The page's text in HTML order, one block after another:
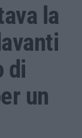
la
di
un